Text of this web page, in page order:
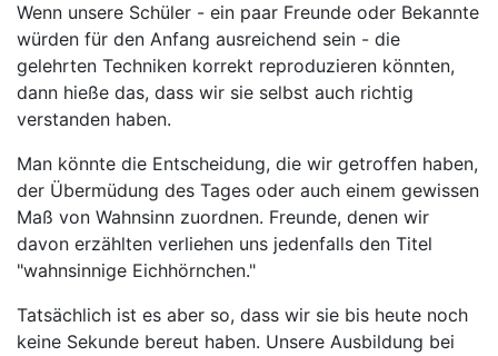
Wenn unsere Schüler - ein paar Freunde oder Bekannte
würden für den Anfang ausreichend sein - die
gelehrten Techniken korrekt reproduzieren könnten,
dann hieße das, dass wir sie selbst auch richtig
verstanden haben.
Man könnte die Entscheidung, die wir getroffen haben,
der Übermüdung des Tages oder auch einem gewissen
Maß von Wahnsinn zuordnen. Freunde, denen wir
davon erzählten verliehen uns jedenfalls den Titel
"wahnsinnige Eichhörnchen."
Tatsächlich ist es aber so, dass wir sie bis heute noch
keine Sekunde bereut haben. Unsere Ausbildung bei